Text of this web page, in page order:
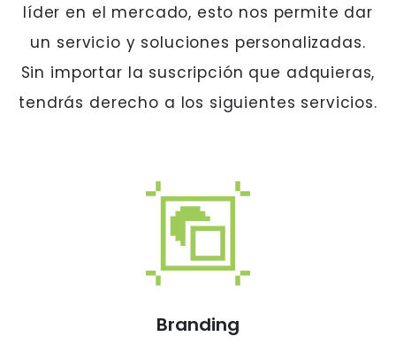
líder en el mercado, esto nos permite dar
un servicio y soluciones personalizadas.
Sin importar la suscripción que adquieras,
tendrás derecho a los siguientes servicios.
Branding